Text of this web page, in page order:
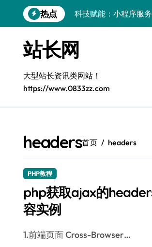
到
热点
科技赋能：小程序服
科技赋能测试：[客户
容器协同编排：构建高
容器编排：重塑服务器
鸿蒙生态创新：平台
科技赋能精细化运营
容器技术融合编排策
站长网
大型站长资讯类网站！
https://www.0833zz.com
headers首页 headers
PHP教程
php获取ajax的
容实例
1.前端页面 Cross-Browser…